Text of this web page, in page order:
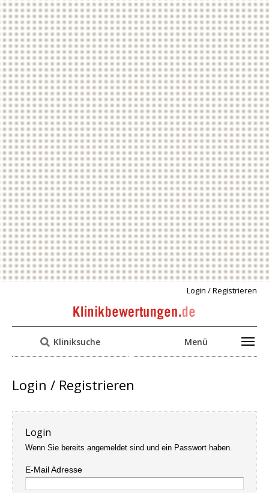
Login / Registrieren
Kliniksuche Menü
Login / Registrieren
Login
Wenn Sie bereits angemeldet sind und ein Passwort haben.
E-Mail Adresse